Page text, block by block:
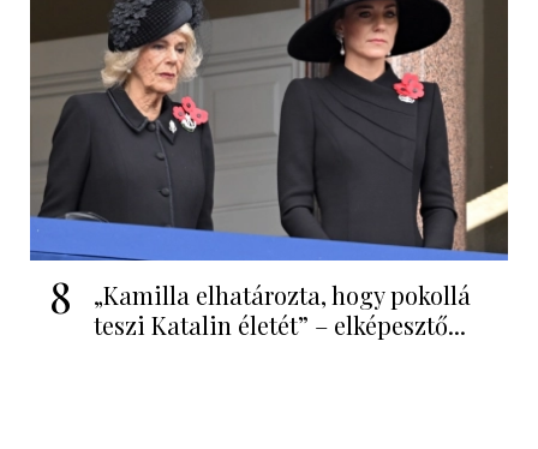
8
„Kamilla elhatározta, hogy pokollá
teszi Katalin életét” – elképesztő...